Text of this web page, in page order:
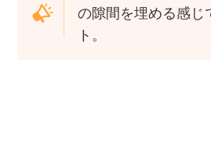
の隙間を埋める感じ
ト。